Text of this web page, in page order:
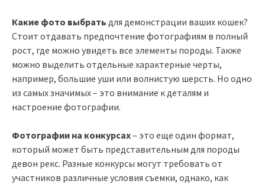
Какие фото выбрать для демонстрации ваших кошек?
Стоит отдавать предпочтение фотографиям в полный
рост, где можно увидеть все элементы породы. Также
можно выделить отдельные характерные черты,
например, большие уши или волнистую шерсть. Но одно
из самых значимых – это внимание к деталям и
настроение фотографии.
Фотографии на конкурсах– это еще один формат,
который может быть представительным для породы
девон рекс. Разные конкурсы могут требовать от
участников различные условия съемки, однако, как